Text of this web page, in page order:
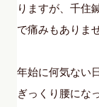
りますが、千住
で痛みもありま
年始に何気ない
ぎっくり腰にな